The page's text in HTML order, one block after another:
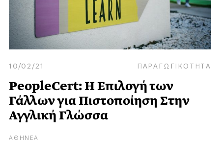
10/02/21 ΠΑΡΑΓΩΓΙΚΟΤΗΤΑ
PeopleCert: Η Επιλογή των
Γάλλων για Πιστοποίηση Στην
Αγγλική Γλώσσα
ΑΘΗΝΕΑ